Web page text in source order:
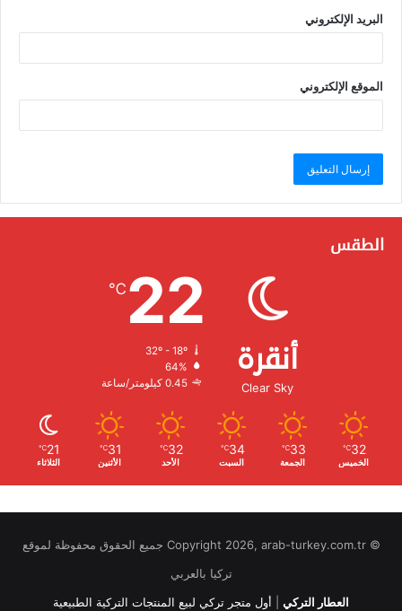
البريد الإلكتروني
الموقع الإلكتروني
الطقس
أنقرة
Clear Sky
22
℃
32º - 18º
الرطوبة:
الرياح:0.45 كيلومتر/ساعة
32
℃
الخميس
33
℃
الجمعة
34
℃
السبت
32
℃
الأحد
31
℃
الأثنين
21
℃
الثلاثاء
© Copyright 2026, arab-turkey.com.tr جميع الحقوق محفوظة لموقع
تركيا بالعربي
العطار التركي
أول متجر تركي لبيع المنتجات التركية الطبيعية